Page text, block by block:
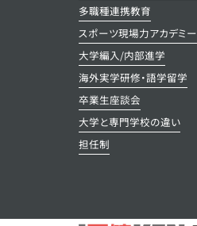
多職種連携教育
スポーツ現場力アカデミー
大学編入/内部進学
海外実学研修・語学留学
卒業生座談会
大学と専門学校の違い
担任制